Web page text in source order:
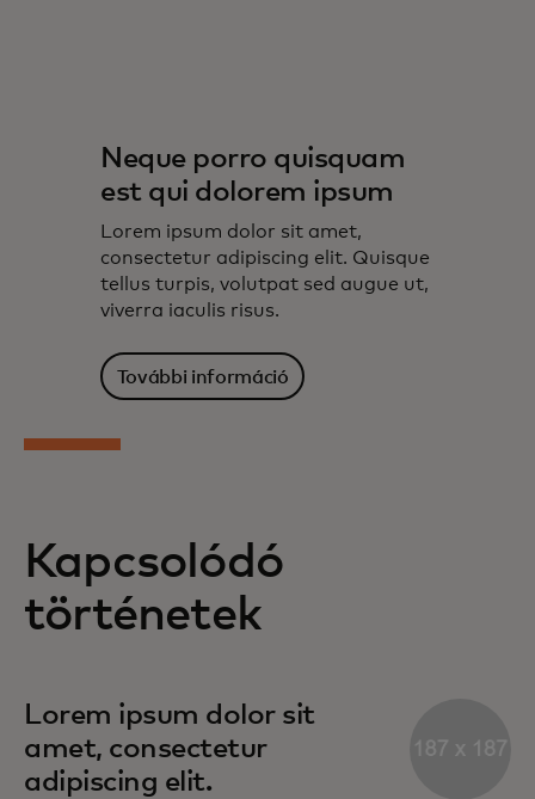
Neque porro quisquam
est qui dolorem ipsum
Lorem ipsum dolor sit amet,
consectetur adipiscing elit. Quisque
tellus turpis, volutpat sed augue ut,
viverra iaculis risus.
További információ
Kapcsolódó
történetek
Lorem ipsum dolor sit
amet, consectetur
adipiscing elit.